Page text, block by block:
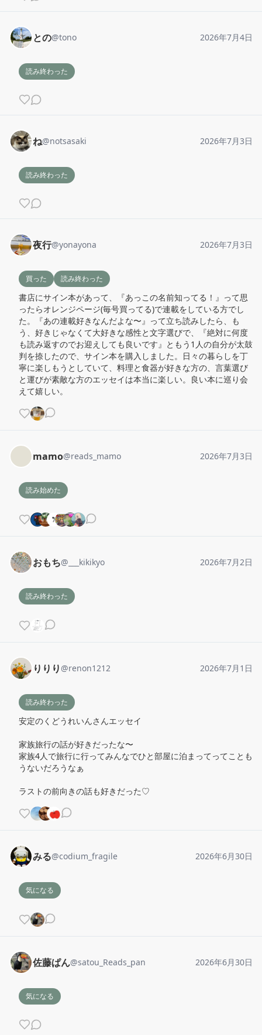
との@tono 2026年7月4日
読み終わった
ね@notsasaki 2026年7月3日
読み終わった
夜行@yonayona 2026年7月3日
買った 読み終わった
書店にサイン本があって、『あっこの名前知ってる！』って思
ったらオレンジページ(毎号買ってる)で連載をしている方でし
た。『あの連載好きなんだよな〜』って立ち読みしたら、も
う、好きじゃなくて大好きな感性と文字選びで、『絶対に何度
も読み返すのでお迎えしても良いです』ともう1人の自分が太鼓
判を捺したので、サイン本を購入しました。日々の暮らしを丁
寧に楽しもうとしていて、料理と食器が好きな方の、言葉選び
と運びが素敵な方のエッセイは本当に楽しい。良い本に巡り会
えて嬉しい。
mamo@reads_mamo 2026年7月3日
読み始めた
おもち@ ___kikikyo 2026年7月2日
読み終わった
りりり @renon1212 2026年7月1日
読み終わった
安定のくどうれいんさんエッセイ
家族旅行の話が好きだったな〜
家族4人で旅行に行ってみんなでひと部屋に泊まってってことも
うないだろうなぁ
ラストの前向きの話も好きだった♡
みる@codium_fragile 2026年6月30日
気になる
佐藤ぱん@satou_Reads_pan 2026年6月30日
気になる